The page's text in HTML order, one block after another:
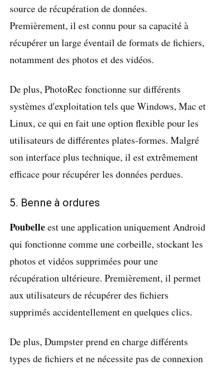
source de récupération de données.
Premièrement, il est connu pour sa capacité à
récupérer un large éventail de formats de fichiers,
notamment des photos et des vidéos.
De plus, PhotoRec fonctionne sur différents
systèmes d'exploitation tels que Windows, Mac et
Linux, ce qui en fait une option flexible pour les
utilisateurs de différentes plates-formes. Malgré
son interface plus technique, il est extrêmement
efficace pour récupérer les données perdues.
5. Benne à ordures
Poubelleest une application uniquement Android
qui fonctionne comme une corbeille, stockant les
photos et vidéos supprimées pour une
récupération ultérieure. Premièrement, il permet
aux utilisateurs de récupérer des fichiers
supprimés accidentellement en quelques clics.
De plus, Dumpster prend en charge différents
types de fichiers et ne nécessite pas de connexion